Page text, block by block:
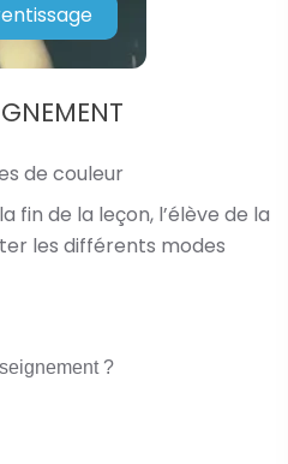
de couleur
fin de la leçon, l’élève de la
les différents modes
?